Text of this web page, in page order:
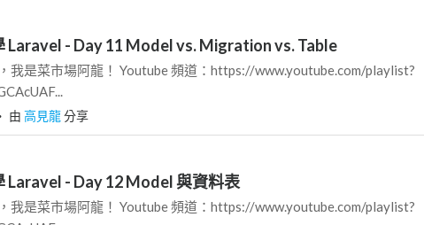
Laravel - Day 11 Model vs. Migration vs. Table
我是菜市場阿龍！ Youtube 頻道：https://www.youtube.com/playlist?
由 高見龍分享
Laravel - Day 12 Model 與資料表
我是菜市場阿龍！ Youtube 頻道：https://www.youtube.com/playlist?